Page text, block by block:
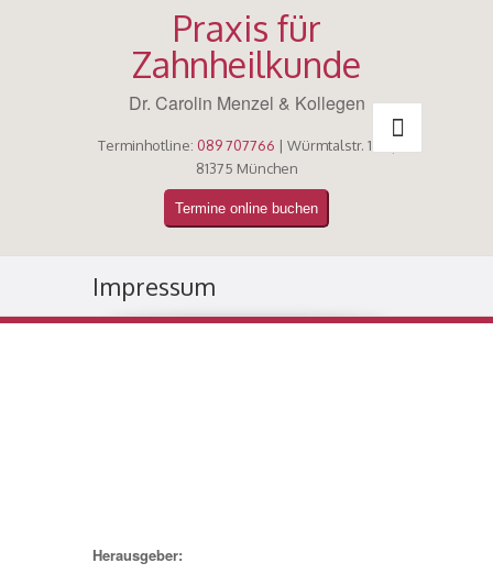
Praxis für
Zahnheilkunde
Dr. Carolin Menzel & Kollegen
Terminhotline: 089 707766 | Würmtalstr. 132 |
81375 München
Termine online buchen
Impressum
Herausgeber: